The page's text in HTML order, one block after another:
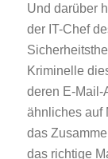
Und darüber
der IT-Chef
Kriminelle
deren E-Mail-
ähnliches auf
das
das richtige